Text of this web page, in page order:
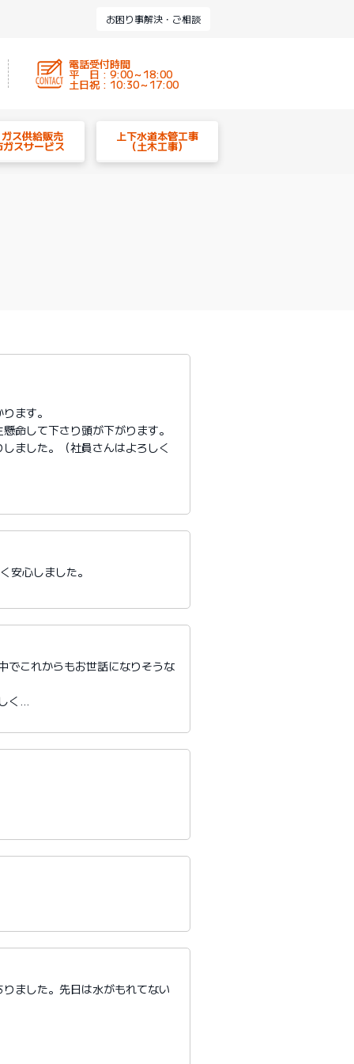
お困り事解決・ご相談
電話受付時間
平 日 : 9:00～18:00
土日祝 : 10:30～17:00
ス供給販売
ガスサービス
上下水道本管工事
（土木工事）
ます。
命して下さり頭が下がります。
ました。（社員さんはよろしく
安心しました。
でこれからもお世話になりそうな
く…
ました。先日は水がもれてない